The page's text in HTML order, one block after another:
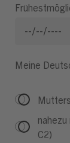
Meine
C2)